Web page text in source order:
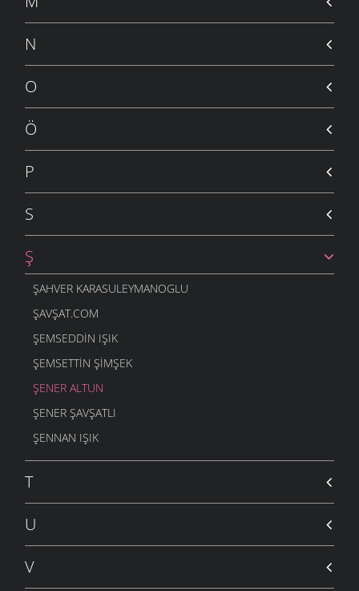
N
O
Ö
P
S
Ş
ŞAHVER KARASULEYMANOGLU
ŞAVŞAT.COM
ŞEMSEDDIN IŞIK
ŞEMSETTIN ŞIMŞEK
ŞENER ALTUN
ŞENER ŞAVŞATLI
ŞENNAN IŞIK
T
U
V